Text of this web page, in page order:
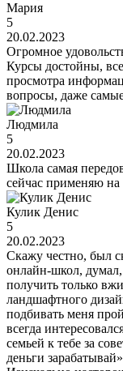
Мария
5
20.02.2023
Огромное
Курсы достойны,
просмотра
вопросы, даже
Людмила
5
20.02.2023
Школа самая
сейчас применяю на
Кулик Денис
5
20.02.2023
Скажу честно, был
онлайн-школ, думал,
получить только
ландшафтного
подбивать меня
всегда
семьей к тебе за
деньги